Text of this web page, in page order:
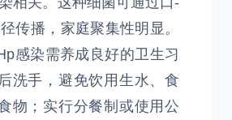
传播，家庭聚集性明显。
感染需养成良好的卫生习
洗手，避免饮用生水、食
物；实行分餐制或使用公